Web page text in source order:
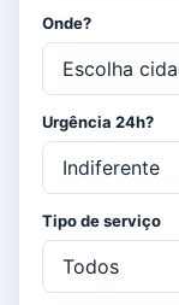
Onde?
Urgência 24h?
Tipo de serviço